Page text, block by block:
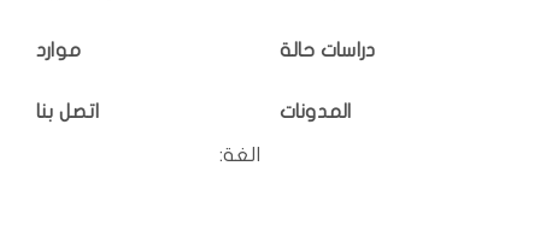
دراسات حالة
المدونات
موارد
اتصل بنا
الغة: